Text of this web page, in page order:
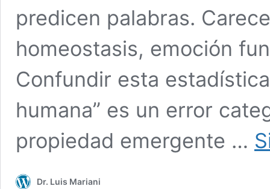
predicen palabras.
homeostasis, emoción
Confundir esta
humana” es un error
propiedad emergente …
Dr. Luis Mariani